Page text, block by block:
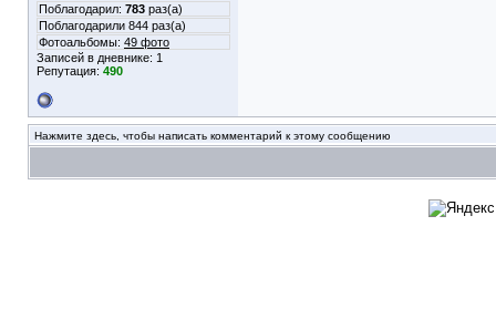
Поблагодарил: 783 раз(а)
Поблагодарили 844 раз(а)
Фотоальбомы: 49 фото
Записей в дневнике: 1
Репутация: 490
Нажмите здесь, чтобы написать комментарий к этому сообщению